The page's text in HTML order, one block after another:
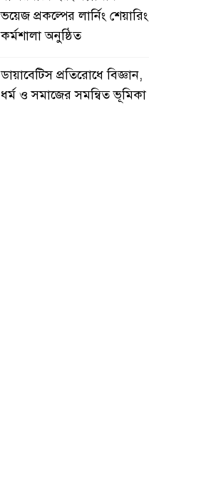
ভয়েজ প্রকল্পের লার্নিং শেয়ারিং
কর্মশালা অনুষ্ঠিত
ডায়াবেটিস প্রতিরোধে বিজ্ঞান,
ধর্ম ও সমাজের সমন্বিত ভূমিকা